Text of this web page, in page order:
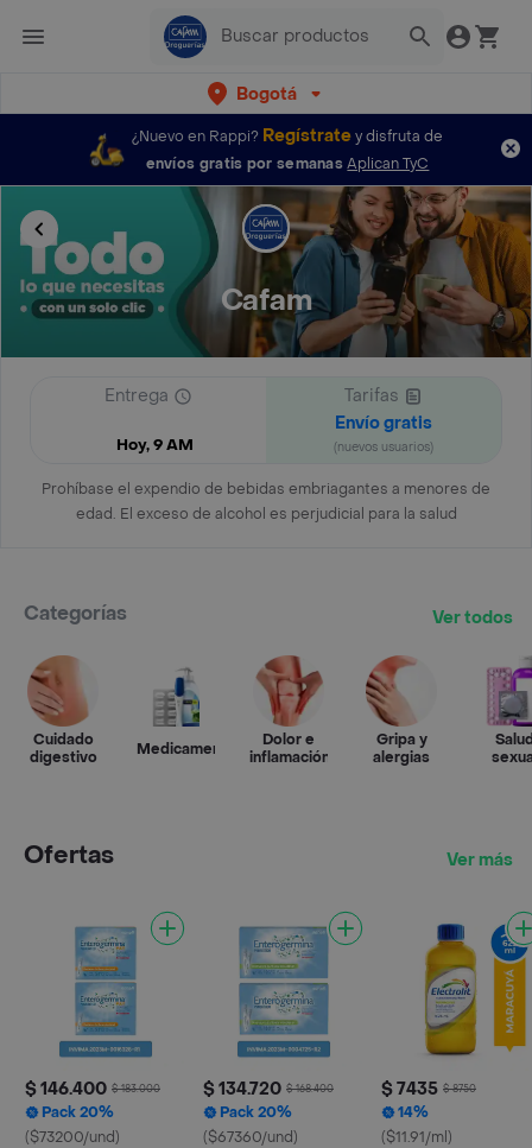
Bogotá
¿Nuevo en Rappi? Regístratey disfruta de
envíos gratis por semanas Aplican TyC
Cafam
Entrega
Hoy, 9 AM
Tarifas
Envío gratis
(nuevos usuarios)
Prohíbase el expendio de bebidas embriagantes a menores de
edad. El exceso de alcohol es perjudicial para la salud
Categorías Ver todos
Cuidado
digestivo
Medicamentos
Dolor e
inflamación
Gripa y
alergias
Ofertas Ver más
$ 146.400 $ 183.000
Pack 20%
($73200/und)
$ 134.720 $ 168.400
Pack 20%
($67360/und)
$ 7435 $ 8750
14%
($11.91/ml)